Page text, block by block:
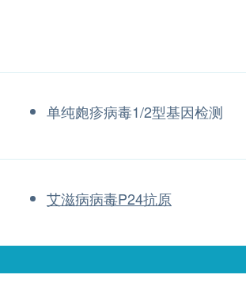
单纯皰疹病毒1/2型基因检测
艾滋病病毒P24抗原